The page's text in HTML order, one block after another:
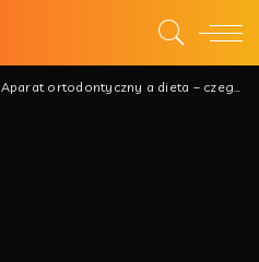
Aparat ortodontyczny a dieta – czego unikać, a co jeść?